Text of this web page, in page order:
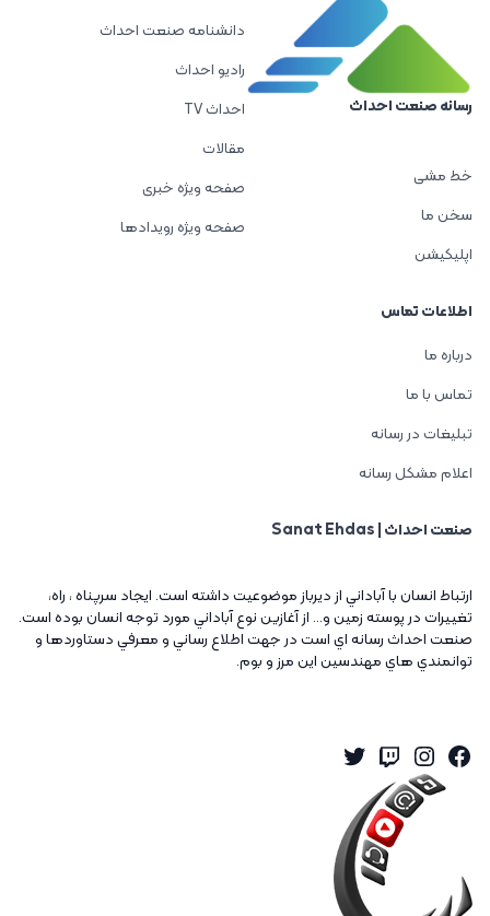
رسانه صنعت احداث
خط مشی
سخن ما
اپلیکیشن
دانشنامه صنعت احداث
رادیو احداث
احداث TV
مقالات
صفحه ویژه خبری
صفحه ویژه رویدادها
اطلاعات تماس
درباره ما
تماس با ما
تبلیغات در رسانه
اعلام مشکل رسانه
صنعت احداث | Sanat Ehdas
ارتباط انسان با آباداني از ديرباز موضوعيت داشته است. ايجاد سرپناه ، راه،
تغييرات در پوسته زمين و... از آغازين نوع آباداني مورد توجه انسان بوده است.
صنعت احداث رسانه اي است در جهت اطلاع رساني و معرفي دستاوردها و
توانمندي هاي مهندسين اين مرز و بوم.
Facebook
Instagram
Twitch
Twitter